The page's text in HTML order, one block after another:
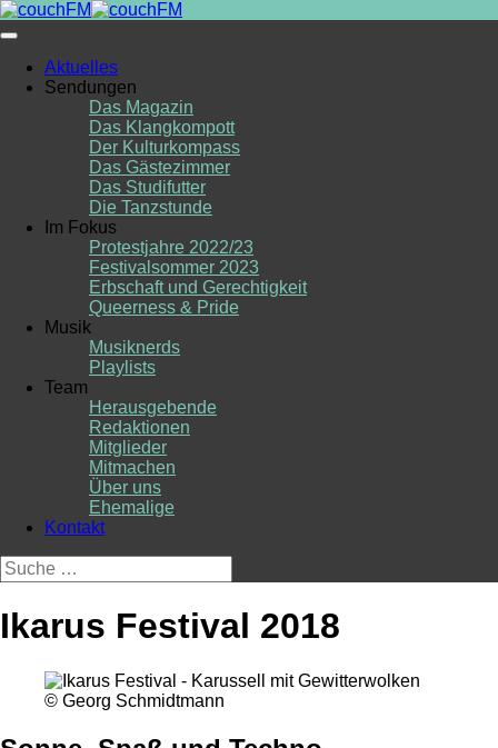
Skip
to
Aktuelles
Sendungen
Das Magazin
Das Klangkompott
Der Kulturkompass
Das Gästezimmer
Das Studifutter
Die Tanzstunde
Im Fokus
Protestjahre 2022/23
Festivalsommer 2023
Erbschaft und Gerechtigkeit
Queerness & Pride
Musik
Musiknerds
Playlists
Team
Herausgebende
Redaktionen
Mitglieder
Mitmachen
Über uns
Ehemalige
Kontakt
Suche
nach:
Ikarus Festival 2018
© Georg Schmidtmann